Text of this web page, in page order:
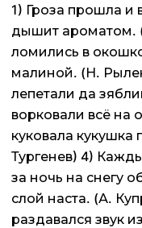
1) Гроза прошла и
дышит ароматом.
ломились в
малиной. (Н.
лепетали да
ворковали всё на
куковала
Тургенев) 4)
за ночь на снегу
слой наста. (А.
раздавался звук